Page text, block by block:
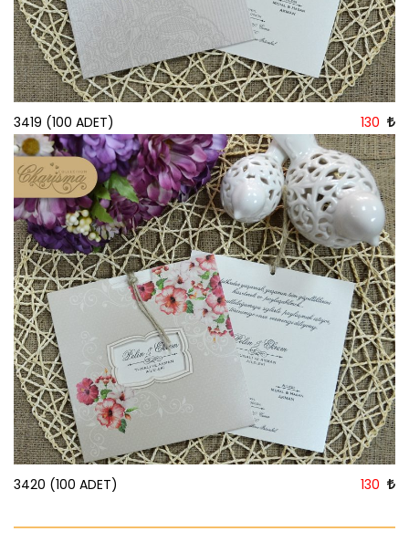
3419 (100 ADET) 130
3420 (100 ADET) 130